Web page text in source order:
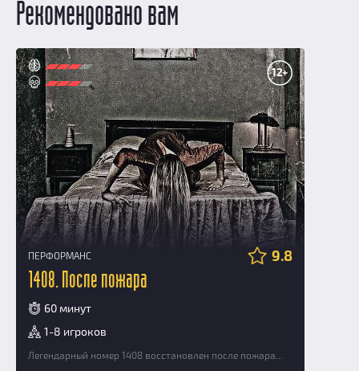
Рекомендовано вам
12+
ПЕРФОРМАНС 9.8
1408. После пожара
60 минут
1-8 игроков
Легендарный номер 1408 восстановлен после пожара...